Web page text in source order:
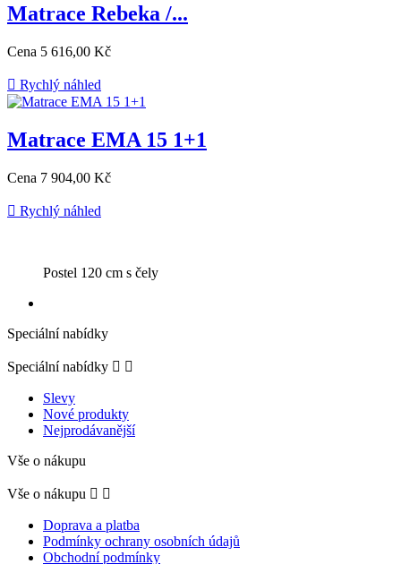
Matrace Rebeka /...
Cena 5 616,00 Kč
 Rychlý náhled
Matrace EMA 15 1+1
Cena 7 904,00 Kč
 Rychlý náhled
Postel 120 cm s čely
Speciální nabídky
Speciální nabídky  
Slevy
Nové produkty
Nejprodávanější
Vše o nákupu
Vše o nákupu  
Doprava a platba
Podmínky ochrany osobních údajů
Obchodní podmínky